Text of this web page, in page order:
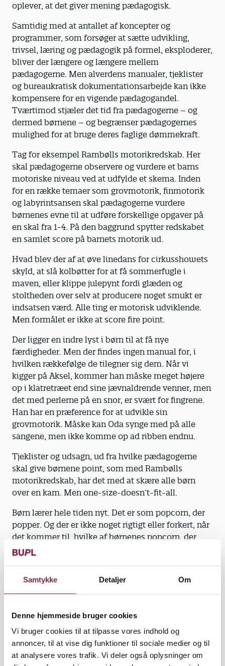
Samtykke Detaljer Om
Denne hjemmeside bruger cookies
Vi bruger cookies til at tilpasse vores indhold og
annoncer, til at vise dig funktioner til sociale medier og til
at analysere vores trafik. Vi deler også oplysninger om
oplever, at det giver mening pædagogisk.
Samtidig med at antallet af koncepter og
programmer, som forsøger at sætte udvikling,
trivsel, læring og pædagogik på formel, eksploderer,
bliver der længere og længere mellem
pædagogerne. Men alverdens manualer, tjeklister
og bureaukratisk dokumentationsarbejde kan ikke
kompensere for en vigende pædagogandel.
Tværtimod stjæler det tid fra pædagogerne – og
dermed børnene – og begrænser pædagogernes
mulighed for at bruge deres faglige dømmekraft.
Tag for eksempel Rambølls motorikredskab. Her
skal pædagogerne observere og vurdere et barns
motoriske niveau ved at udfylde et skema. Inden
for en række temaer som grovmotorik, finmotorik
og labyrintsansen skal pædagogerne vurdere
børnenes evne til at udføre forskellige opgaver på
en skal fra 1-4. På den baggrund spytter redskabet
en samlet score på barnets motorik ud.
Hvad blev der af at øve linedans for cirkusshowets
skyld, at slå kolbøtter for at få sommerfugle i
maven, eller klippe julepynt fordi glæden og
stoltheden over selv at producere noget smukt er
indsatsen værd. Alle ting er motorisk udviklende.
Men formålet er ikke at score fire point.
Der ligger en indre lyst i børn til at få nye
færdigheder. Men der findes ingen manual for, i
hvilken rækkefølge de tilegner sig dem. Når vi
kigger på Aksel, kommer han måske meget højere
op i klatretræet end sine jævnaldrende venner, men
det med perlerne på en snor, er svært for fingrene.
Han har en præference for at udvikle sin
grovmotorik. Måske kan Oda synge med på alle
sangene, men ikke komme op ad ribben endnu.
Tjeklister og udsagn, ud fra hvilke pædagogerne
skal give børnene point, som med Rambølls
motorikredskab, har det med at skære alle børn
over en kam. Men one-size-doesn’t-fit-all.
Børn lærer hele tiden nyt. Det er som popcorn, der
popper. Og der er ikke noget rigtigt eller forkert, når
det kommer til, hvilke af børnenes popcorn, der
popper først. Børn udvikler sig forskelligt - og det er
åbne den verden for børnene, hvor de får mod på at
afprøve det, de ikke kan endnu. Det er det,
barn, deres præferencer for læring og understøtter
der, hvor barnets naturlige interesse er – men også
der, hvor der er brug for en ekstra indsats. Det
behøver vi ikke generiske tjeklister til – og børnene